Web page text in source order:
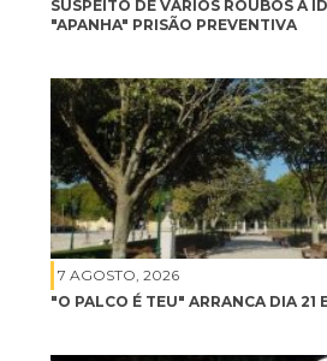
SUSPEITO DE VÁRIOS ROUBOS A
"APANHA" PRISÃO PREVENTIVA
7 AGOSTO, 2026
"O PALCO É TEU" ARRANCA DIA 21